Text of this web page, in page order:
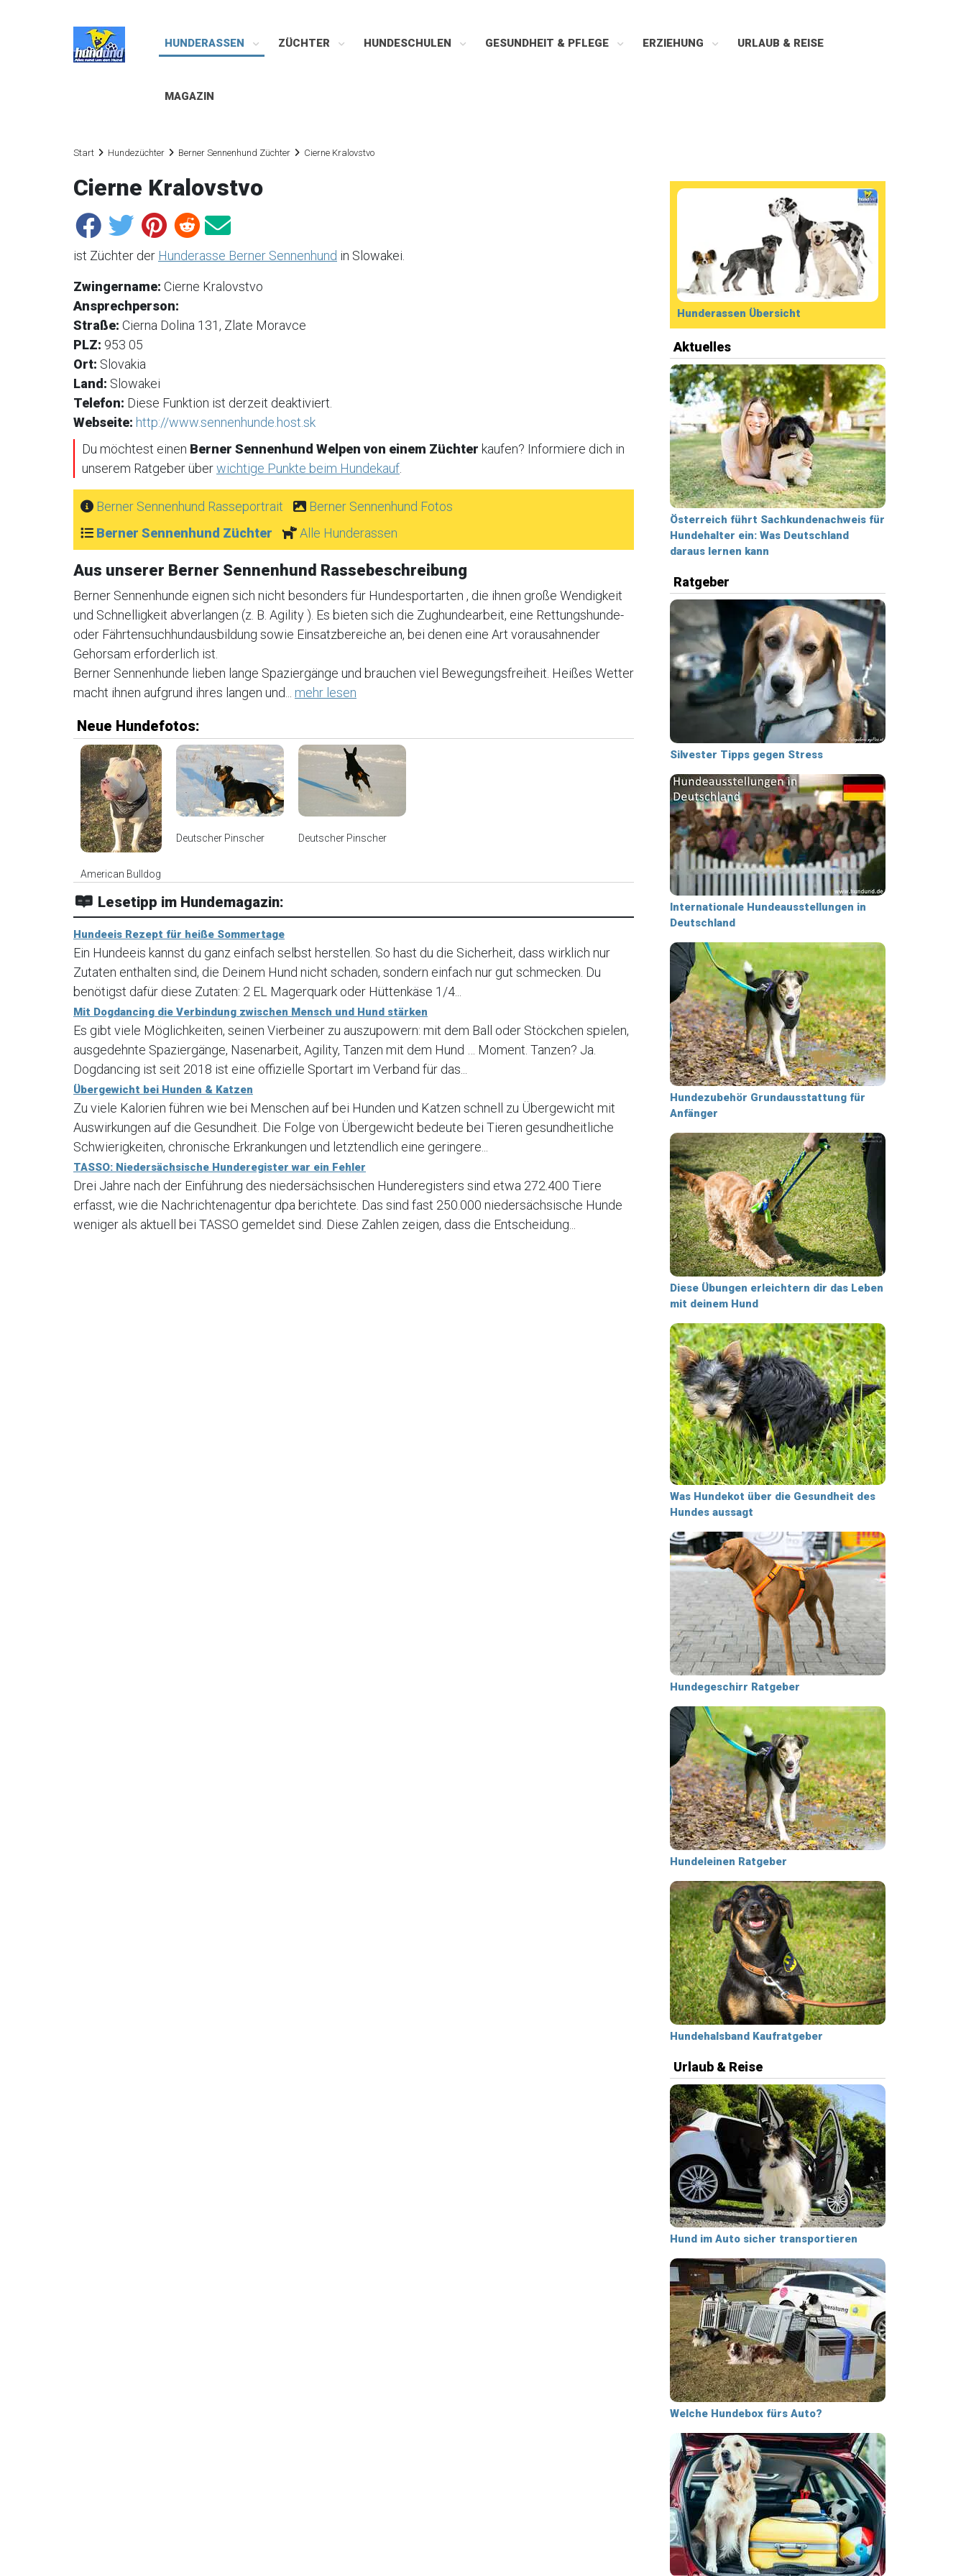
HUNDERASSEN ZÜCHTER HUNDESCHULEN GESUNDHEIT & PFLEGE ERZIEHUNG URLAUB & REISE
MAGAZIN
Start Hundezüchter Berner Sennenhund Züchter Cierne Kralovstvo
Cierne Kralovstvo
ist Züchter der Hunderasse Berner Sennenhund in Slowakei.
Zwingername: Cierne Kralovstvo
Ansprechperson:
Straße: Cierna Dolina 131, Zlate Moravce
PLZ: 953 05
Ort: Slovakia
Land: Slowakei
Telefon: Diese Funktion ist derzeit deaktiviert.
Webseite: http://www.sennenhunde.host.sk
Du möchtest einen Berner Sennenhund Welpen von einem Züchter kaufen? Informiere dich in
unserem Ratgeber überwichtige Punkte beim Hundekauf
Berner Sennenhund Rasseportrait
Berner Sennenhund Fotos
Berner Sennenhund Züchter
Alle Hunderassen
Aus unserer Berner Sennenhund Rassebeschreibung
Berner Sennenhunde eignen sich nicht besonders für Hundesportarten , die ihnen große Wendigkeit
und Schnelligkeit abverlangen (z. B. Agility ). Es bieten sich die Zughundearbeit, eine Rettungshunde-
oder Fährtensuchhundausbildung sowie Einsatzbereiche an, bei denen eine Art vorausahnender
Gehorsam erforderlich ist.
Berner Sennenhunde lieben lange Spaziergänge und brauchen viel Bewegungsfreiheit. Heißes Wetter
macht ihnen aufgrund ihres langen und... mehr lesen
Neue Hundefotos:
American Bulldog
Deutscher Pinscher Deutscher Pinscher
Lesetipp im Hundemagazin:
Hundeeis Rezept für heiße Sommertage
Ein Hundeeis kannst du ganz einfach selbst herstellen. So hast du die Sicherheit, dass wirklich nur
Zutaten enthalten sind, die Deinem Hund nicht schaden, sondern einfach nur gut schmecken. Du
benötigst dafür diese Zutaten: 2 EL Magerquark oder Hüttenkäse 1/4...
Mit Dogdancing die Verbindung zwischen Mensch und Hund stärken
Es gibt viele Möglichkeiten, seinen Vierbeiner zu auszupowern: mit dem Ball oder Stöckchen spielen,
ausgedehnte Spaziergänge, Nasenarbeit, Agility, Tanzen mit dem Hund … Moment. Tanzen? Ja.
Dogdancing ist seit 2018 ist eine offizielle Sportart im Verband für das...
Übergewicht bei Hunden & Katzen
Zu viele Kalorien führen wie bei Menschen auf bei Hunden und Katzen schnell zu Übergewicht mit
Auswirkungen auf die Gesundheit. Die Folge von Übergewicht bedeute bei Tieren gesundheitliche
Schwierigkeiten, chronische Erkrankungen und letztendlich eine geringere...
TASSO: Niedersächsische Hunderegister war ein Fehler
Drei Jahre nach der Einführung des niedersächsischen Hunderegisters sind etwa 272.400 Tiere
erfasst, wie die Nachrichtenagentur dpa berichtete. Das sind fast 250.000 niedersächsische Hunde
weniger als aktuell bei TASSO gemeldet sind. Diese Zahlen zeigen, dass die Entscheidung...
Hunderassen Übersicht
Aktuelles
Österreich führt Sachkundenachweis für
Hundehalter ein: Was Deutschland
daraus lernen kann
Ratgeber
Silvester Tipps gegen Stress
Internationale Hundeausstellungen in
Deutschland
Hundezubehör Grundausstattung für
Anfänger
Diese Übungen erleichtern dir das Leben
mit deinem Hund
Was Hundekot über die Gesundheit des
Hundes aussagt
Hundegeschirr Ratgeber
Hundeleinen Ratgeber
Hundehalsband Kaufratgeber
Urlaub & Reise
Hund im Auto sicher transportieren
Welche Hundebox fürs Auto?